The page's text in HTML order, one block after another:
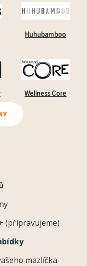
Huhubamboo
Wellness Core
(připravujeme)
mazlíčka